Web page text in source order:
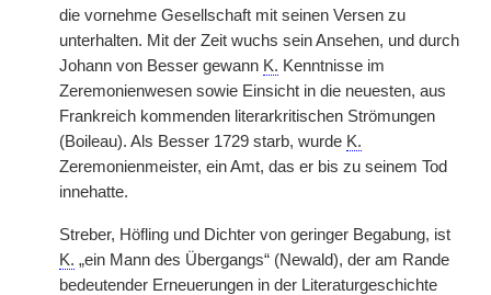
die vornehme Gesellschaft mit seinen Versen zu
unterhalten. Mit der Zeit wuchs sein Ansehen, und durch
Johann von Besser gewann K. Kenntnisse im
Zeremonienwesen sowie Einsicht in die neuesten, aus
Frankreich kommenden literarkritischen Strömungen
(Boileau). Als Besser 1729 starb, wurde K.
Zeremonienmeister, ein Amt, das er bis zu seinem Tod
innehatte.
Streber, Höfling und Dichter von geringer Begabung, ist
K. „ein Mann des Übergangs“ (Newald), der am Rande
bedeutender Erneuerungen in der Literaturgeschichte